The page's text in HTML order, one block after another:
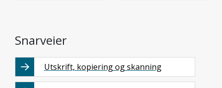
Snarveier
Utskrift, kopiering og skanning